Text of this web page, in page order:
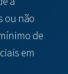
ou não
de
em